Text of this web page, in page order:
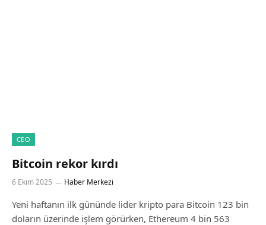
CEO
Bitcoin rekor kırdı
6 Ekim 2025 Haber Merkezi
Yeni haftanın ilk gününde lider kripto para Bitcoin 123 bin
doların üzerinde işlem görürken, Ethereum 4 bin 563